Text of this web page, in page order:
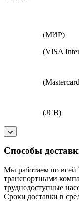
(МИР)
(VISA
(JCB)
Способы
Мы работаем по всей
транспортными
труднодоступные
Сроки доставки в